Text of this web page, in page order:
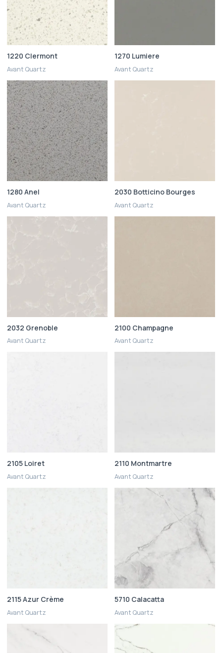
1220 Clermont
Avant Quartz
1270 Lumiere
Avant Quartz
1280 Anel
Avant Quartz
2030 Botticino Bourges
Avant Quartz
2032 Grenoble
Avant Quartz
2100 Champagne
Avant Quartz
2105 Loiret
Avant Quartz
2110 Montmartre
Avant Quartz
2115 Azur Crème
Avant Quartz
5710 Calacatta
Avant Quartz